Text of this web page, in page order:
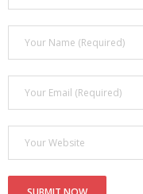
- Покупка усилителя
- Конфигурирование и
концертных залов
- Улучшаем звучание
прослушивания
- Выбираем